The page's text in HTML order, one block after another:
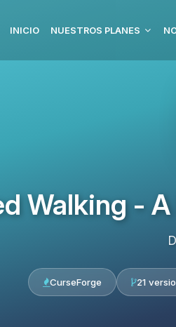
INICIO NUESTROS PLANES
Walking -
CurseForge 21